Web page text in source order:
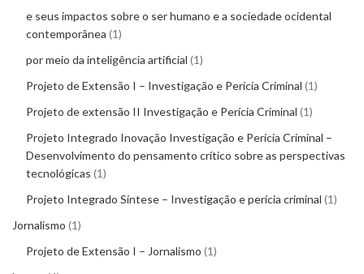
e seus impactos sobre o ser humano e a sociedade ocidental
contemporânea 1
por meio da inteligência artificial 1
Projeto de Extensão I – Investigação e Perícia Criminal 1
Projeto de extensão II Investigação e Perícia Criminal 1
Projeto Integrado Inovação Investigação e Perícia Criminal –
Desenvolvimento do pensamento crítico sobre as perspectivas
tecnológicas 1
Projeto Integrado Síntese – Investigação e perícia criminal 1
Jornalismo 1
Projeto de Extensão I – Jornalismo 1